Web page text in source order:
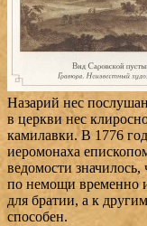
Назарий нес
в церкви нес
камилавки. В 1776
иеромонаха
ведомости
по немощи временно
для братии, а к
способен.